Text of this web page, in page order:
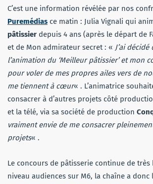
C’est une information révélée par nos
Puremédias ce matin : Julia Vignali qui
pâtissier depuis 4 ans (après le départ de
et de Mon admirateur secret : « J’ai décidé
l’animation du ‘Meilleur pâtissier’ et mon
pour voler de mes propres ailes vers de
me tiennent à cœur« . L’animatrice
consacrer à d’autres projets côté
et la télé, via sa société de production
vraiment envie de me consacrer
projets« .
Le concours de pâtisserie continue de
niveau audiences sur M6, la chaîne a